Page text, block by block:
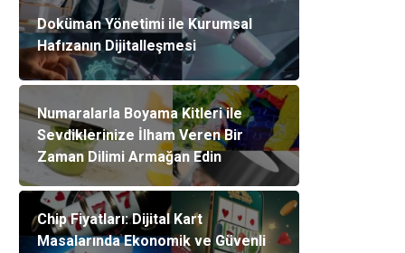
Doküman Yönetimi ile Kurumsal
Hafızanın Dijitalleşmesi
Numaralarla Boyama Kitleri ile
Sevdiklerinize İlham Veren Bir
Zaman Dilimi Armağan Edin
Chip Fiyatları: Dijital Kart
Masalarında Ekonomik ve Güvenli